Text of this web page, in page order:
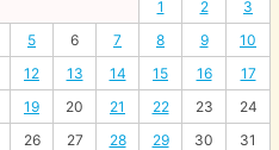
1
2
3
5 6 7 8 9
10
12 13 14 15 16
17
19 20 21 22 23
24
26 27 28 29 30 31